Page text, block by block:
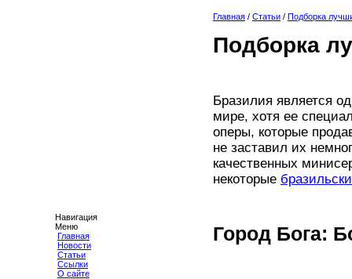
Навигация
Меню
Главная
Новости
Статьи
Ссылки
О сайте
Главная / Статьи / Подборка
Подборка
Бразилия является
мире, хотя ее
оперы, которые
не заставил их
качественных
некоторые
Город Бога: